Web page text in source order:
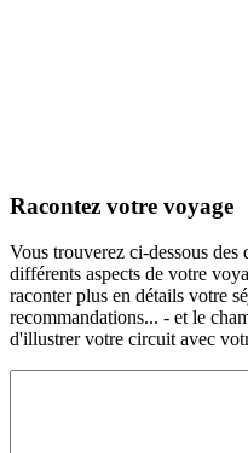
Racontez votre voyage
Vous trouverez ci-dessous des
différents aspects de votre
raconter plus en détails votre
recommandations... - et le
d'illustrer votre circuit avec